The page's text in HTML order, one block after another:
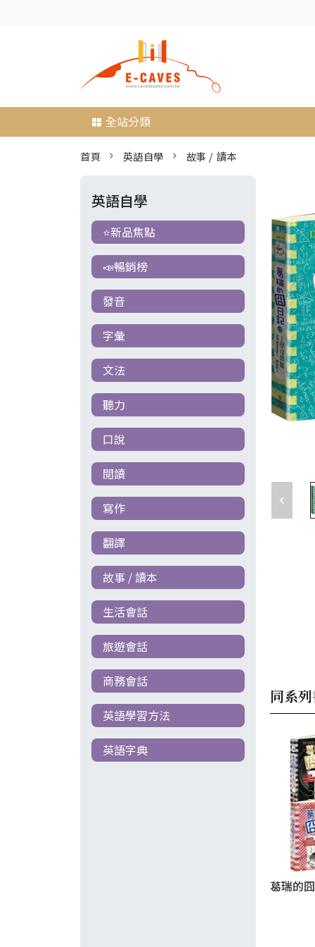
全站分類
首頁 英語自學 故事 / 讀本
英語自學
⭐新品焦點
📣暢銷榜
發音
字彙
文法
聽力
口說
閱讀
寫作
翻譯
故事 / 讀本
生活會話
旅遊會話
商務會話
英語學習方法
英語字典
同系
葛瑞的